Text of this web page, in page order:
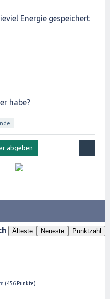
Energie gespeichert
habe?
Älteste Neueste Punktzahl
(456 Punkte)